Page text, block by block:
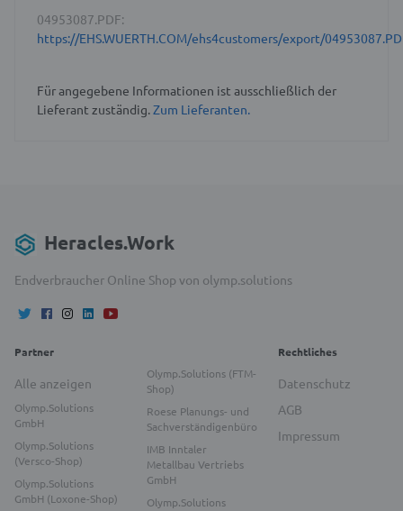
04953087.PDF:
https://EHS.WUERTH.COM/ehs4customers/export/
Für angegebene Informationen ist ausschließlich der
Lieferant zuständig.Zum Lieferanten.
Heracles.Work
Endverbraucher Online Shop von olymp.solutions
Partner
Alle anzeigen
Olymp.Solutions
GmbH
Olymp.Solutions
(Versco-Shop)
Olymp.Solutions
GmbH (Loxone-Shop)
Olymp.Solutions (FTM-
Shop)
Roese Planungs- und
Sachverständigenbüro
IMB Inntaler
Metallbau Vertriebs
GmbH
Olymp.Solutions
Rechtliches
Datenschutz
AGB
Impressum